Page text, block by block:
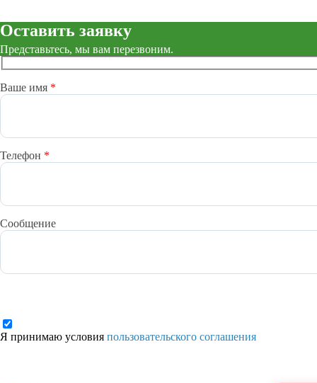
Оставить заявку
Представьтесь, мы вам перезвоним.
Ваше имя *
Телефон *
Сообщение
Я принимаю условия пользовательского соглашения